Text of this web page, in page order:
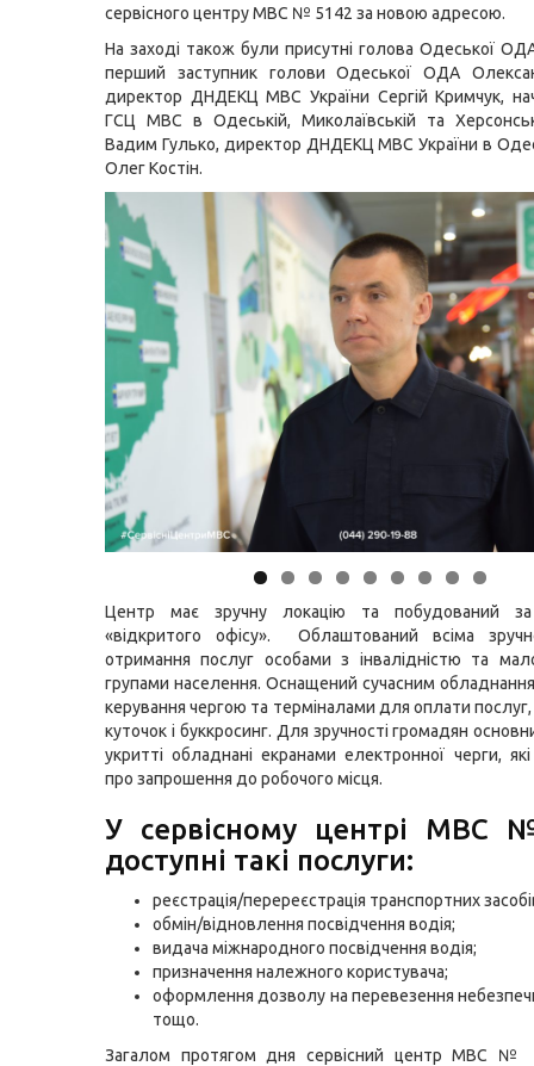
сервісного центру МВС № 5142 за новою адресою.
На заході також були присутні голова Одеської
перший заступник голови Одеської ОДА
директор ДНДЕКЦ МВС України Сергій Кримчук,
ГСЦ МВС в Одеській, Миколаївській та
Вадим Гулько, директор ДНДЕКЦ МВС України в
Олег Костін.
Центр має зручну локацію та побудований
«відкритого офісу». Облаштований всіма
отримання послуг особами з інвалідністю та
групами населення. Оснащений сучасним
керування чергою та терміналами для оплати
куточок і буккросинг. Для зручності громадян
укритті обладнані екранами електронної черги,
про запрошення до робочого місця.
У сервісному центрі МВС
доступні такі послуги:
реєстрація/перереєстрація транспортних
обмін/відновлення посвідчення водія;
видача міжнародного посвідчення водія;
призначення належного користувача;
оформлення дозволу на перевезення
тощо.
Загалом протягом дня сервісний центр МВС №